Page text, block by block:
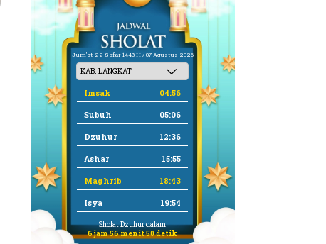
Jum'at, 22 Safar 1448 H / 07 Agustus 2026
Imsak 04:56
Subuh 05:06
Dzuhur 12:36
Ashar 15:55
Maghrib 18:43
Isya 19:54
Sholat Dzuhur dalam:
6 jam 56 menit 49 detik